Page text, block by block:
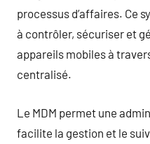
processus d’affaires. Ce
à contrôler, sécuriser et
appareils mobiles à
centralisé.
Le MDM permet une
facilite la gestion et le